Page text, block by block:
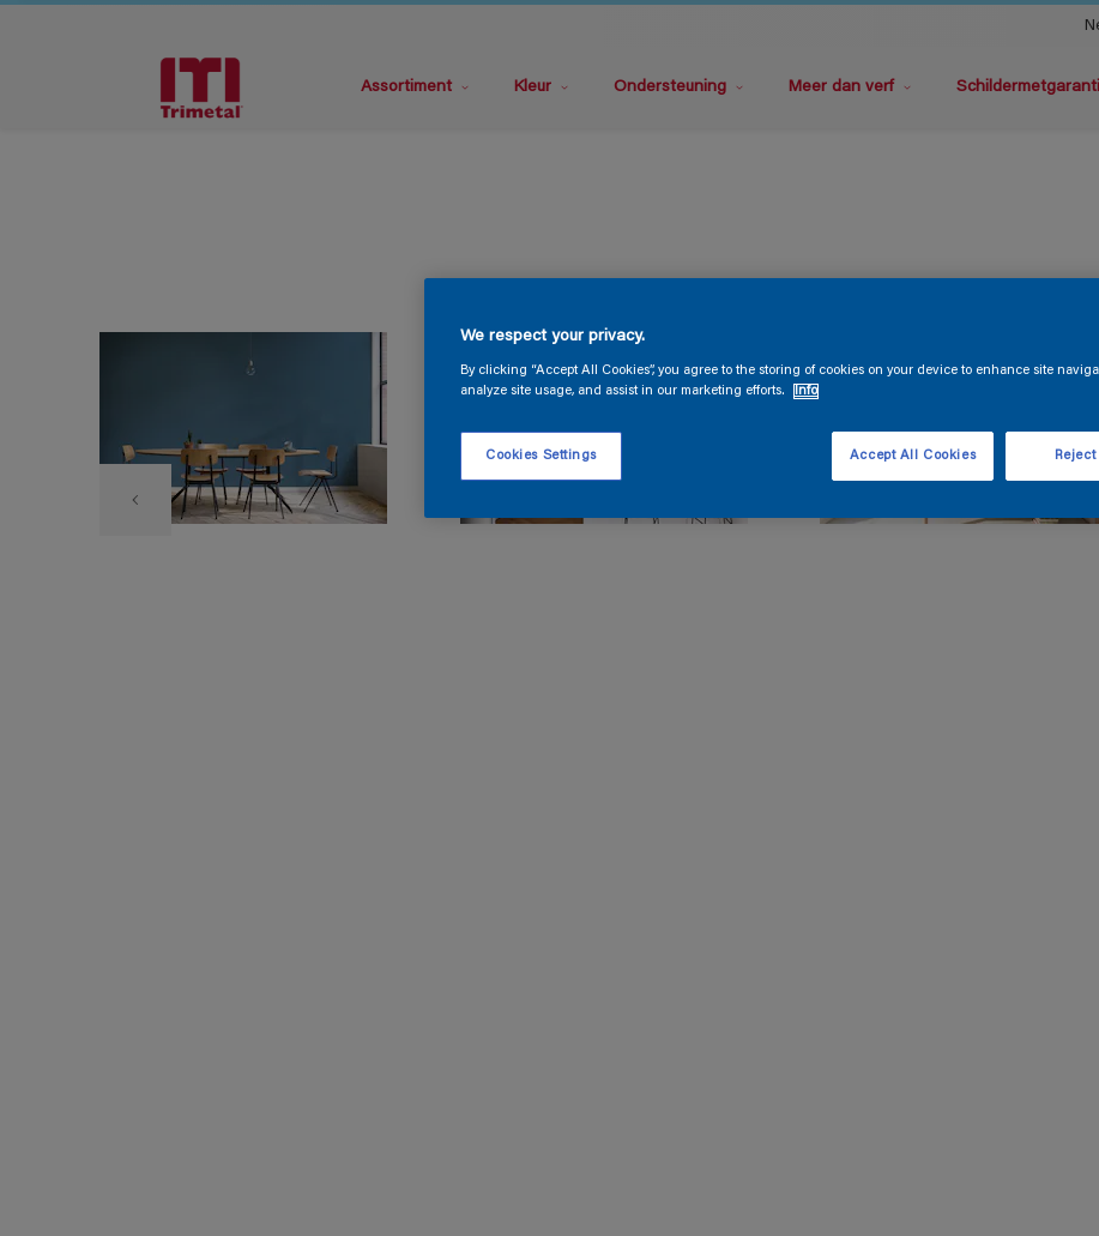
Assortiment Kleur Ondersteuning Meer dan verf
We respect your privacy.
By clicking “Accept All Cookies”, you agree to the storing of cookies on your device to enhance site
analyze site usage, and assist in our marketing efforts.
Info
Cookies Settings Reject
Accept All Cookies